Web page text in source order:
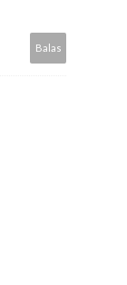
Balas